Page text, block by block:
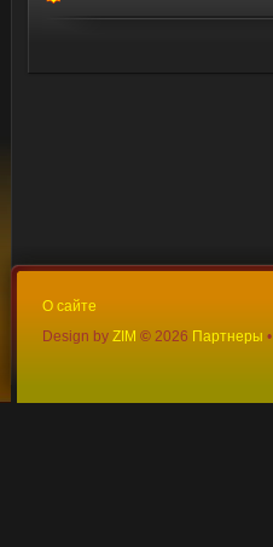
О сайте
Design by ZIM © 2026 Партнеры •